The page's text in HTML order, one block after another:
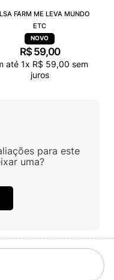
FARM ME LEVA MUNDO
ETC
R$ 59,00
até 1x R$ 59,00 sem
juros
para este
uma?